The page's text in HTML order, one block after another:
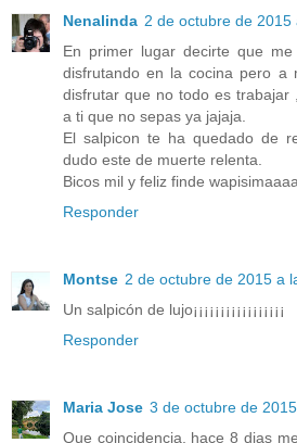
Nenalinda 2 de octubre de 2015
En primer lugar decirte que
disfrutando en la cocina pero a
disfrutar que no todo es
a ti que no sepas ya jajaja.
El salpicon te ha quedado de
dudo este de muerte relenta.
Bicos mil y feliz finde
Responder
Montse 2 de octubre de 2015 a
Un salpicón de lujo¡¡¡¡¡¡¡¡¡¡¡¡¡¡¡¡¡
Responder
Maria Jose 3 de octubre de
Que coincidencia, hace 8 dias